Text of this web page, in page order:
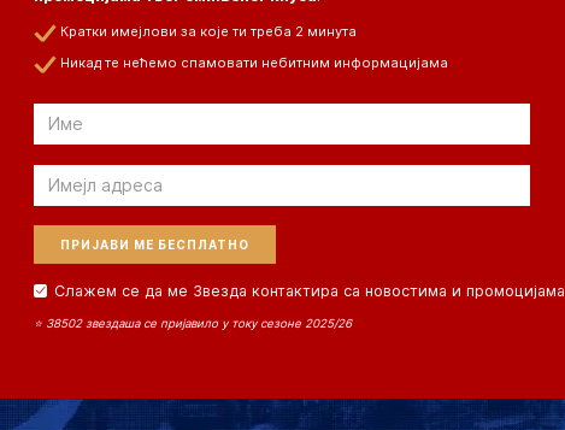
Кратки имејлови за које ти треба 2 минута
Никад те нећемо спамовати небитним информацијама
Email
Email
Слажем се да ме Звезда контактира са новостима и промоцијама
⭐ 38502 звездаша се пријавило у току сезоне 2025/26